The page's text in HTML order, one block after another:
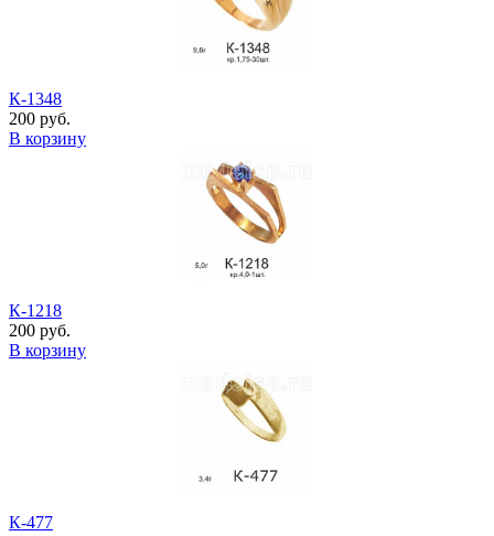
К-1348
200 руб.
В корзину
К-1218
200 руб.
В корзину
К-477